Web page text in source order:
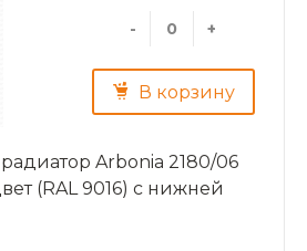
- +
В корзину
Arbonia 2180/06
(RAL 9016) с нижней